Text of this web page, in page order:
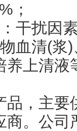
；
干扰因
血清(浆
养上清
品，主
商。公